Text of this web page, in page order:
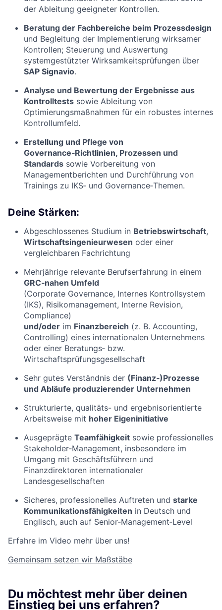
der Ableitung geeigneter Kontrollen.
Beratung der Fachbereiche beim Prozessdesign
und Begleitung der Implementierung wirksamer
Kontrollen; Steuerung und Auswertung
systemgestützter Wirksamkeitsprüfungen über
SAP Signavio.
Analyse und Bewertung der Ergebnisse aus
Kontrolltests sowie Ableitung von
Optimierungsmaßnahmen für ein robustes internes
Kontrollumfeld.
Erstellung und Pflege von
Governance‑Richtlinien, Prozessen und
Standards sowie Vorbereitung von
Managementberichten und Durchführung von
Trainings zu IKS‑ und Governance‑Themen.
Deine Stärken:
Abgeschlossenes Studium in Betriebswirtschaft,
Wirtschaftsingenieurwesen oder einer
vergleichbaren Fachrichtung
Mehrjährige relevante Berufserfahrung in einem
GRC‑nahen Umfeld
(Corporate Governance, Internes Kontrollsystem
(IKS), Risikomanagement, Interne Revision,
Compliance)
und/oder im Finanzbereich (z. B. Accounting,
Controlling) eines internationalen Unternehmens
oder einer Beratungs‑ bzw.
Wirtschaftsprüfungsgesellschaft
Sehr gutes Verständnis der (Finanz‑)Prozesse
und Abläufe produzierender Unternehmen
Strukturierte, qualitäts- und ergebnisorientierte
Arbeitsweise mit hoher Eigeninitiative
Ausgeprägte Teamfähigkeit sowie professionelles
Stakeholder‑Management, insbesondere im
Umgang mit Geschäftsführern und
Finanzdirektoren internationaler
Landesgesellschaften
Sicheres, professionelles Auftreten und starke
Kommunikationsfähigkeiten in Deutsch und
Englisch, auch auf Senior‑Management‑Level
Erfahre im Video mehr über uns!
Gemeinsam setzen wir Maßstäbe
Du möchtest mehr über deinen
Einstieg bei uns erfahren?